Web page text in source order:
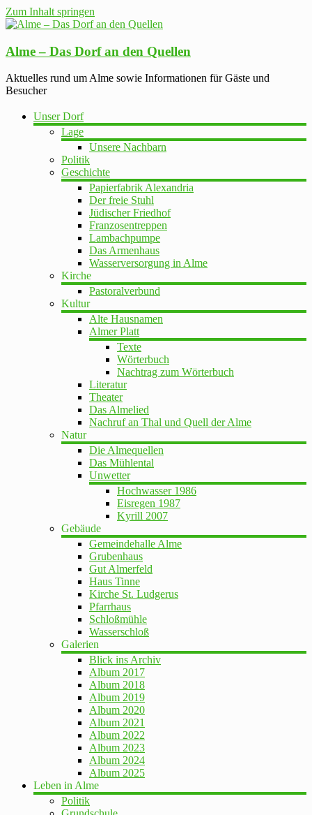
Zum Inhalt springen
Alme – Das Dorf an den Quellen
Aktuelles rund um Alme sowie Informationen für Gäste und
Besucher
Unser Dorf
Lage
Unsere Nachbarn
Politik
Geschichte
Papierfabrik Alexandria
Der freie Stuhl
Jüdischer Friedhof
Franzosentreppen
Lambachpumpe
Das Armenhaus
Wasserversorgung in Alme
Kirche
Pastoralverbund
Kultur
Alte Hausnamen
Almer Platt
Texte
Wörterbuch
Nachtrag zum Wörterbuch
Literatur
Theater
Das Almelied
Nachruf an Thal und Quell der Alme
Natur
Die Almequellen
Das Mühlental
Unwetter
Hochwasser 1986
Eisregen 1987
Kyrill 2007
Gebäude
Gemeindehalle Alme
Grubenhaus
Gut Almerfeld
Haus Tinne
Kirche St. Ludgerus
Pfarrhaus
Schloßmühle
Wasserschloß
Galerien
Blick ins Archiv
Album 2017
Album 2018
Album 2019
Album 2020
Album 2021
Album 2022
Album 2023
Album 2024
Album 2025
Leben in Alme
Politik